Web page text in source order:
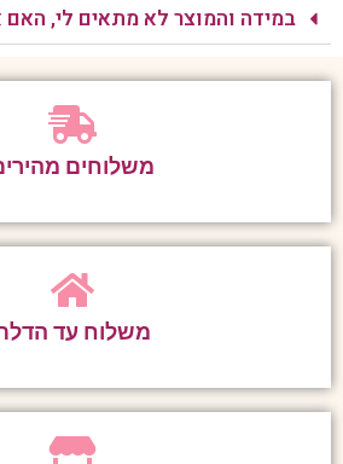
במידה והמוצר לא מתאים לי, האם
משלוחים
משלוח עד